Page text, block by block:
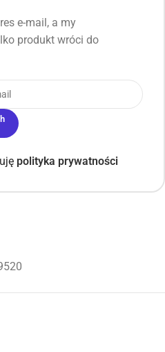
e-mail, a my
produkt wróci do
polityka prywatności